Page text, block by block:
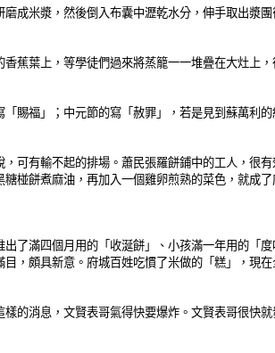
成米漿，然後倒入布囊中瀝乾水分，伸手取出漿
蕉葉上，等學徒們過來將蒸籠一一堆疊在大灶上
賜福」；中元節的寫「赦罪」，若是見到蘇萬利
可有輸不起的排場。蕭民張羅餅鋪中的工人，很
椪餅煮麻油，再加入一個雞卵煎熟的菜色，就成
了滿四個月用的「收涎餅」、小孩滿一年用的「
，頗具新意。府城百姓吃慣了米做的「糕」，現
的消息，文賢表哥氣得快要爆炸。文賢表哥很快就